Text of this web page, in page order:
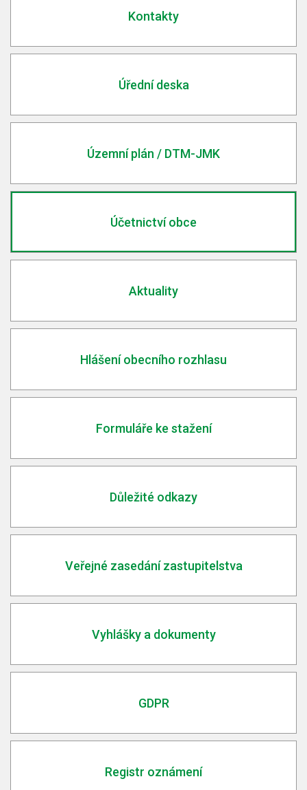
Kontakty
Úřední deska
Územní plán / DTM-JMK
Účetnictví obce
Aktuality
Hlášení obecního rozhlasu
Formuláře ke stažení
Důležité odkazy
Veřejné zasedání zastupitelstva
Vyhlášky a dokumenty
GDPR
Registr oznámení